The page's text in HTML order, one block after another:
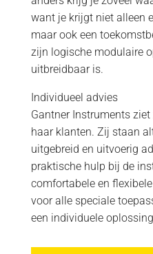
want je krijgt niet alleen
maar ook een
zijn logische modulaire
uitbreidbaar is.
Individueel advies
Gantner Instruments
haar klanten. Zij staan
uitgebreid en uitvoerig
praktische hulp bij de
comfortabele en
voor alle speciale
een individuele